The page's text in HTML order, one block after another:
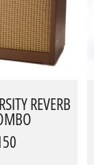
REVERB
₪